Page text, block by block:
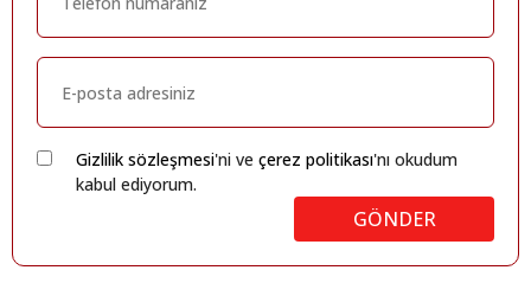
Gizlilik sözleşmesi'ni ve çerez politikası'nı okudum
kabul ediyorum.
GÖNDER